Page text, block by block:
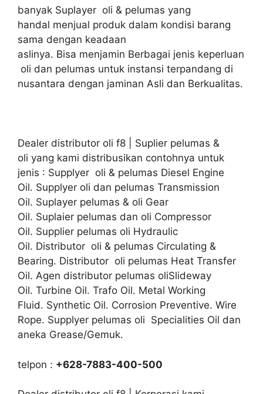
banyak Suplayer oli & pelumas yang
handal menjual produk dalam kondisi barang
sama dengan keadaan
aslinya. Bisa menjamin Berbagai jenis keperluan
oli dan pelumas untuk instansi terpandang di
nusantara dengan jaminan Asli dan Berkualitas.
Dealer distributor oli f8 | Suplier pelumas &
oli yang kami distribusikan contohnya untuk
jenis : Supplyer oli & pelumas Diesel Engine
Oil. Supplyer oli dan pelumas Transmission
Oil. Suplayer pelumas & oli Gear
Oil. Suplaier pelumas dan oli Compressor
Oil. Supplier pelumas oli Hydraulic
Oil. Distributor oli & pelumas Circulating &
Bearing. Distributor oli pelumas Heat Transfer
Oil. Agen distributor pelumas oliSlideway
Oil. Turbine Oil. Trafo Oil. Metal Working
Fluid. Synthetic Oil. Corrosion Preventive. Wire
Rope. Supplyer pelumas oli Specialities Oil dan
aneka Grease/Gemuk.
telpon : +628-7883-400-500